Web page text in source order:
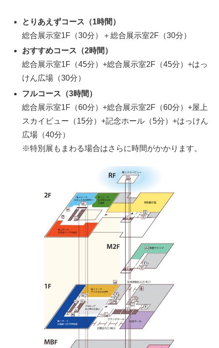
とりあえずコース（1時間）
総合展示室1F（30分）＋総合展示室2F（30分）
おすすめコース（2時間）
総合展示室1F（45分）+総合展示室2F（45分）+はっ
けん広場（30分）
フルコース（3時間）
総合展示室1F（60分）+総合展示室2F（60分）+屋上
スカイビュー（15分）+記念ホール（5分）+はっけん
広場（40分）
※特別展もまわる場合はさらに時間がかかります。